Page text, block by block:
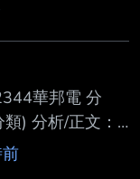
華邦電 分
) 分析/正文：
照之前的慣性